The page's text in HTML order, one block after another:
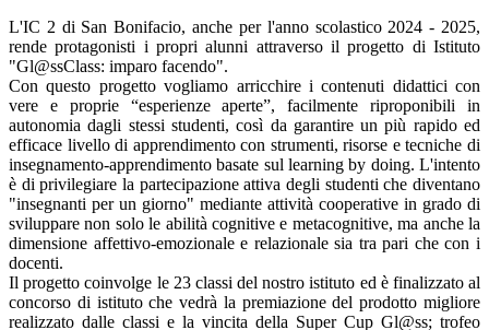
L'IC 2 di San Bonifacio, anche per l'anno scolastico 2024 - 2025,
rende protagonisti i propri alunni attraverso il progetto di Istituto
"Gl@ssClass: imparo facendo".
Con questo progetto vogliamo arricchire i contenuti didattici con
vere e proprie “esperienze aperte”, facilmente riproponibili in
autonomia dagli stessi studenti, così da garantire un più rapido ed
efficace livello di apprendimento con strumenti, risorse e tecniche di
insegnamento-apprendimento basate sul learning by doing. L'intento
è di privilegiare la partecipazione attiva degli studenti che diventano
"insegnanti per un giorno" mediante attività cooperative in grado di
sviluppare non solo le abilità cognitive e metacognitive, ma anche la
dimensione affettivo-emozionale e relazionale sia tra pari che con i
docenti.
Il progetto coinvolge le 23 classi del nostro istituto ed è finalizzato al
concorso di istituto che vedrà la premiazione del prodotto migliore
realizzato dalle classi e la vincita della Super Cup Gl@ss; trofeo